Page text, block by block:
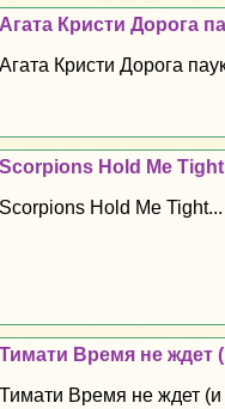
Агата Кристи Дорога
Агата Кристи Дорога
Scorpions Hold Me Tight
Scorpions Hold Me Tight...
Тимати Время не ждет
Тимати Время не ждет